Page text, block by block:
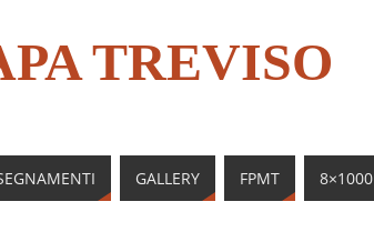
TREVISO
GALLERY FPMT 8×1000